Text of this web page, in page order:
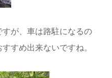
が、車は路駐になるの
すめ出来ないですね。